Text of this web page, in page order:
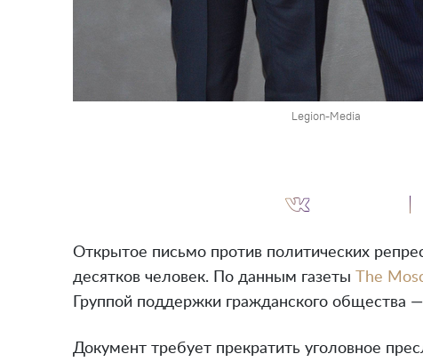
Legion-Media
Открытое письмо против политических
десятков человек. По данным газеты
The
Группой поддержки гражданского общества
Документ требует прекратить уголовное